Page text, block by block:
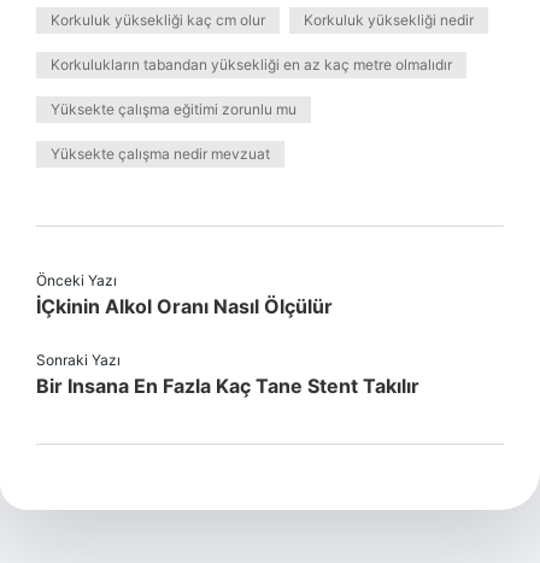
Korkuluk yüksekliği kaç cm olur Korkuluk yüksekliği nedir
Korkulukların tabandan yüksekliği en az kaç metre olmalıdır
Yüksekte çalışma eğitimi zorunlu mu
Yüksekte çalışma nedir mevzuat
Önceki Yazı
İÇkinin Alkol Oranı Nasıl Ölçülür
Sonraki Yazı
Bir Insana En Fazla Kaç Tane Stent Takılır